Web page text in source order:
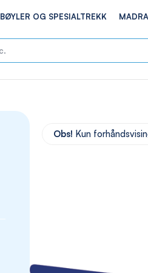
BØYLER OG SPESIALTREKK
Obs! Kun